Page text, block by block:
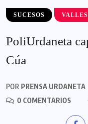
SUCESOS
PoliUrdaneta
Cúa
POR PRENSA URDANETA
0 COMENTARIOS